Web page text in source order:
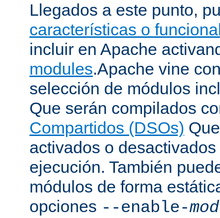
Llegados a este punto,
características o
incluir en Apache
modules.Apache vine
selección de módulos
Que serán compilados
Compartidos (DSOs)
activados o
ejecución. También
módulos de forma
opciones --enable-